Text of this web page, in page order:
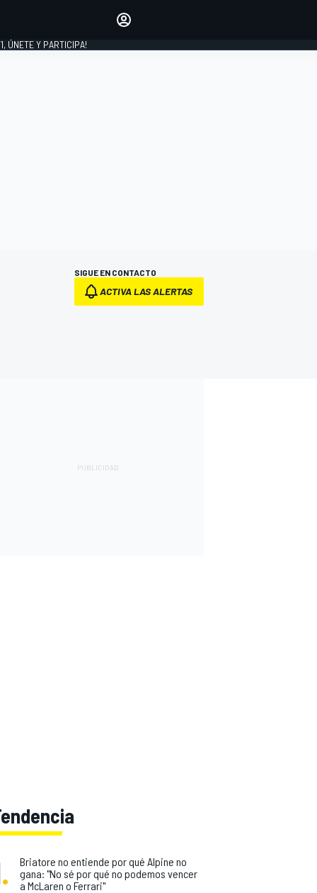
INICIAR SESIÓN
ÚNETE Y PARTICIPA!
SIGUE EN CONTACTO
ACTIVA LAS ALERTAS
.
Briatore no entiende por qué Alpine no
gana: "No sé por qué no podemos vencer
a McLaren o Ferrari"